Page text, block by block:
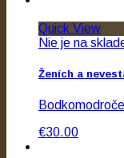
Quick View
Nie je na
Ženích a
€30.00